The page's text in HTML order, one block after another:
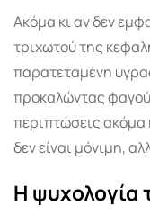
Ακόμα κι αν δεν
τριχωτού της
παρατεταμένη
προκαλώντας
περιπτώσεις ακόμα
δεν είναι μόνιμη,
Η ψυχολογία